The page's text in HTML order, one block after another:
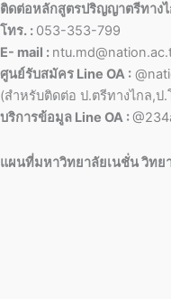
ติดต่อหลักสูตรปริญญาตรีทาง
โทร. : 053-353-799
E- mail :
ศูนย์รับสมัคร Line OA :
(สำหรับติดต่อ ป.ตรีทางไกล,ป.
บริการข้อมูล Line OA :
แผนที่มหาวิทยาลัยเนชั่น วิทย